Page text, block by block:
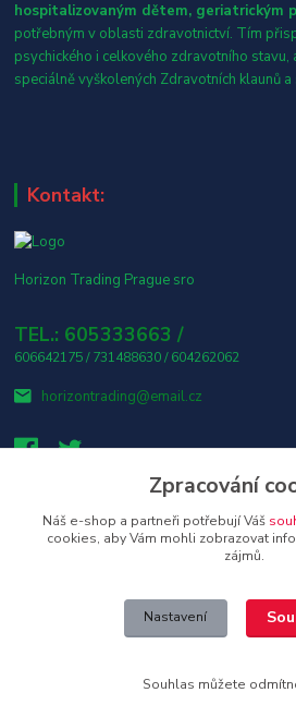
hospitalizovaným dětem, geriatrickým
potřebným v oblasti zdravotnictví. Tím
psychického i celkového zdravotního
speciálně vyškolených Zdravotních klaunů
Kontakt:
Horizon Trading Prague sro
TEL.: 605333663 /
606642175 / 731488630 / 604262062
horizontrading@email.cz
👤 Osobní odběr s platbou v
elektroniky a
Zpracování
Náš e-shop a partneři potřebují Váš
cookies, aby Vám mohli zobrazovat
zájmů.
Nastavení
Souhlas můžete